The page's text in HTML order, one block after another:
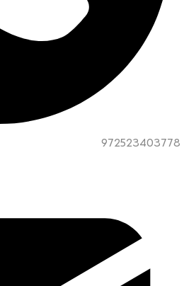
972523403778